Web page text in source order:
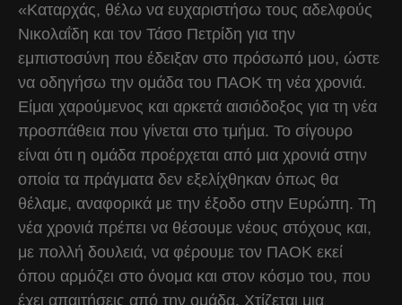
«Καταρχάς, θέλω να ευχαριστήσω τους αδελφούς
Νικολαΐδη και τον Τάσο Πετρίδη για την
εμπιστοσύνη που έδειξαν στο πρόσωπό μου, ώστε
να οδηγήσω την ομάδα του ΠΑΟΚ τη νέα χρονιά.
Είμαι χαρούμενος και αρκετά αισιόδοξος για τη νέα
προσπάθεια που γίνεται στο τμήμα. Το σίγουρο
είναι ότι η ομάδα προέρχεται από μια χρονιά στην
οποία τα πράγματα δεν εξελίχθηκαν όπως θα
θέλαμε, αναφορικά με την έξοδο στην Ευρώπη. Τη
νέα χρονιά πρέπει να θέσουμε νέους στόχους και,
με πολλή δουλειά, να φέρουμε τον ΠΑΟΚ εκεί
όπου αρμόζει στο όνομα και στον κόσμο του, που
έχει απαιτήσεις από την ομάδα. Χτίζεται μια